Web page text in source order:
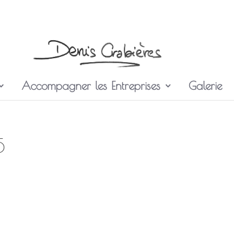
Accompagner les Entreprises Galerie